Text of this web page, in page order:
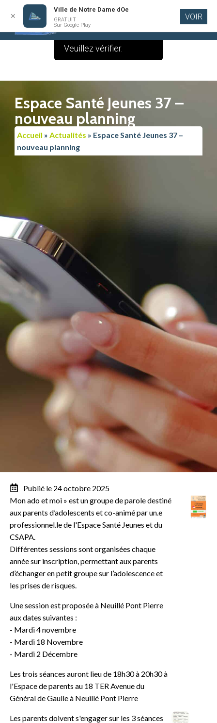
contenu
Espace Santé Jeunes 37 –
nouveau planning
Accueil » Actualités » Espace Santé Jeunes 37 –
nouveau planning
Publié le 24 octobre 2025
Mon ado et moi » est un groupe de parole destiné
aux parents d’adolescents et co-animé par un.e
professionnel.le de l'Espace Santé Jeunes et du
CSAPA.
Différentes sessions sont organisées chaque
année sur inscription, permettant aux parents
d’échanger en petit groupe sur l’adolescence et
les prises de risques.
Une session est proposée à Neuillé Pont Pierre
aux dates suivantes :
- Mardi 4 novembre
- Mardi 18 Novembre
- Mardi 2 Décembre
Les trois séances auront lieu de 18h30 à 20h30 à
l'Espace de parents au 18 TER Avenue du
Général de Gaulle à Neuillé Pont Pierre
Les parents doivent s'engager sur les 3 séances
✕
Ville de Notre Dame dOe
GRATUIT
Sur Google Play
VOIR
Le contenu de cette
publication est vide.
Veuillez vérifier.